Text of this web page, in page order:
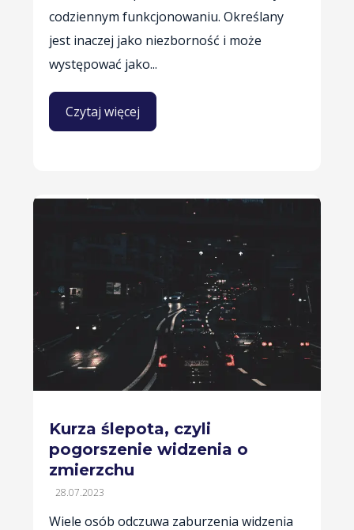
codziennym funkcjonowaniu. Określany
jest inaczej jako niezborność i może
występować jako...
Czytaj więcej
Kurza ślepota, czyli
pogorszenie widzenia o
zmierzchu
28.07.2023
Wiele osób odczuwa zaburzenia widzenia